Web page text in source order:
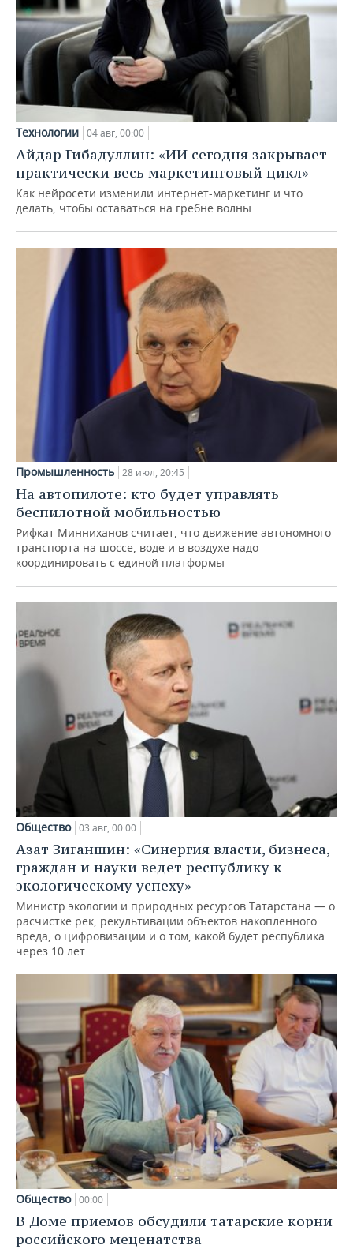
Технологии 04 авг, 00:00
Айдар Гибадуллин: «ИИ сегодня закрывает
практически весь маркетинговый цикл»
Как нейросети изменили интернет-маркетинг и что
делать, чтобы оставаться на гребне волны
Промышленность 28 июл, 20:45
На автопилоте: кто будет управлять
беспилотной мобильностью
Рифкат Минниханов считает, что движение автономного
транспорта на шоссе, воде и в воздухе надо
координировать с единой платформы
Общество 03 авг, 00:00
Азат Зиганшин: «Синергия власти, бизнеса,
граждан и науки ведет республику к
экологическому успеху»
Министр экологии и природных ресурсов Татарстана — о
расчистке рек, рекультивации объектов накопленного
вреда, о цифровизации и о том, какой будет республика
через 10 лет
Общество 00:00
В Доме приемов обсудили татарские корни
российского меценатства